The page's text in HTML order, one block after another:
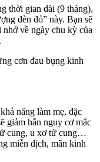
thời gian dài (9 tháng),
đèn đỏ” này. Bạn sẽ
về ngày chu kỳ của
cơn đau bụng kinh
năng làm mẹ, đặc
giảm hẳn nguy cơ mắc
cung, u xơ tử cung…
miễn dịch, mãn kinh